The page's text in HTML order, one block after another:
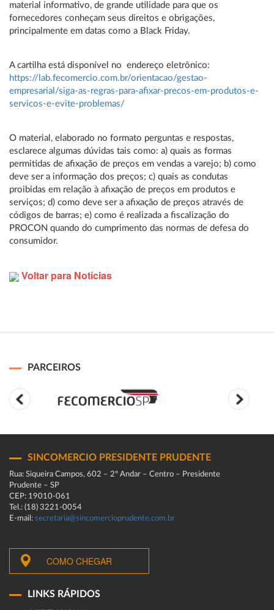
material informativo, de grande utilidade para que os
fornecedores conheçam seus direitos e obrigações,
principalmente em datas como a Black Friday.
A cartilha está disponível no endereço eletrônico:
https://lab.fecomercio.com.br/orientacao/gestao-
empresarial/siga-as-regras-para-afixar-precos-em-produtos-e-
servicos-e-evite-problemas/
O material, elaborado no formato perguntas e respostas,
esclarece algumas dúvidas tais como: a) quais as formas
permitidas de afixação de preços em vendas a varejo; b) como
deve ser a informação dos preços; c) quais as condutas
proibidas em relação à afixação de preços em produtos e
serviços; d) como deve ser a afixação de preços através de
códigos de barras; e) como é realizada a fiscalização do
PROCON quando do cumprimento das normas de defesa do
consumidor.
Voltar para Notícias
PARCEIROS
SINCOMERCIO PRESIDENTE PRUDENTE
Rua: Siqueira Campos, 602 – 2º Andar – Centro – Presidente
Prudente – SP
CEP: 19010-061
Tel.: (18) 3221-0054
E-mail: secretaria@sincomercioprudente.com.br
COMO CHEGAR
LINKS RÁPIDOS